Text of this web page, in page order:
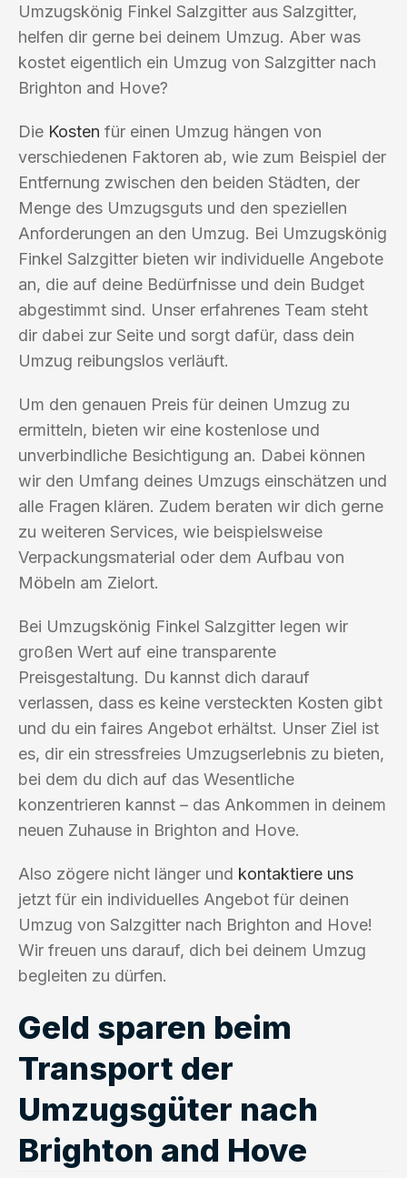
Umzugskönig Finkel Salzgitter aus Salzgitter,
helfen dir gerne bei deinem Umzug. Aber was
kostet eigentlich ein Umzug von Salzgitter nach
Brighton and Hove?
Die Kosten für einen Umzug hängen von
verschiedenen Faktoren ab, wie zum Beispiel der
Entfernung zwischen den beiden Städten, der
Menge des Umzugsguts und den speziellen
Anforderungen an den Umzug. Bei Umzugskönig
Finkel Salzgitter bieten wir individuelle Angebote
an, die auf deine Bedürfnisse und dein Budget
abgestimmt sind. Unser erfahrenes Team steht
dir dabei zur Seite und sorgt dafür, dass dein
Umzug reibungslos verläuft.
Um den genauen Preis für deinen Umzug zu
ermitteln, bieten wir eine kostenlose und
unverbindliche Besichtigung an. Dabei können
wir den Umfang deines Umzugs einschätzen und
alle Fragen klären. Zudem beraten wir dich gerne
zu weiteren Services, wie beispielsweise
Verpackungsmaterial oder dem Aufbau von
Möbeln am Zielort.
Bei Umzugskönig Finkel Salzgitter legen wir
großen Wert auf eine transparente
Preisgestaltung. Du kannst dich darauf
verlassen, dass es keine versteckten Kosten gibt
und du ein faires Angebot erhältst. Unser Ziel ist
es, dir ein stressfreies Umzugserlebnis zu bieten,
bei dem du dich auf das Wesentliche
konzentrieren kannst – das Ankommen in deinem
neuen Zuhause in Brighton and Hove.
Also zögere nicht länger und kontaktiere uns
jetzt für ein individuelles Angebot für deinen
Umzug von Salzgitter nach Brighton and Hove!
Wir freuen uns darauf, dich bei deinem Umzug
begleiten zu dürfen.
Geld sparen beim
Transport der
Umzugsgüter nach
Brighton and Hove